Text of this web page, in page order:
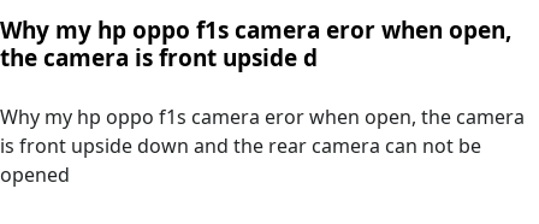
Why my hp oppo f1s camera eror when open,
the camera is front upside d
Why my hp oppo f1s camera eror when open, the camera
is front upside down and the rear camera can not be
opened